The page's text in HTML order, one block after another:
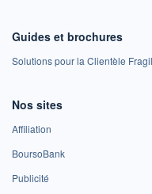
Guides et brochures
Solutions pour la Clientèle
Nos sites
Affiliation
BoursoBank
Publicité